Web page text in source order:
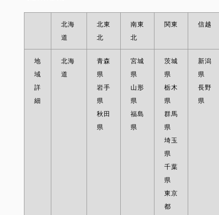
北海
道
北東
北
南東
北
関東 信越
地
域
詳
細
北海
道
青森
県
岩手
県
秋田
県
宮城
県
山形
県
福島
県
茨城
県
栃木
県
群馬
県
埼玉
県
千葉
県
東京
都
新潟
県
長野
県